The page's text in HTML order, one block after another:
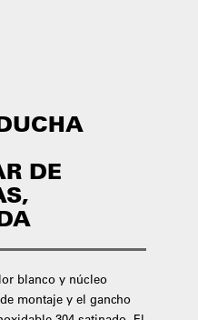
DE
blanco y núcleo
montaje y el gancho